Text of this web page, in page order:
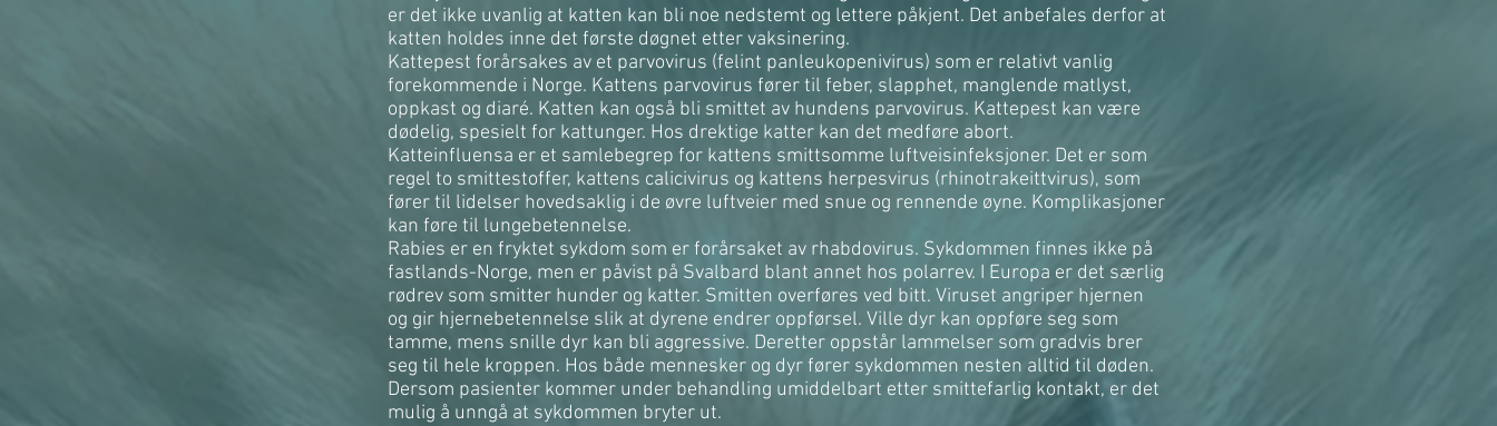
er det ikke uvanlig at katten kan bli noe nedstemt og lettere påkjent. Det anbefales derfor at
katten holdes inne det første døgnet etter vaksinering.
Kattepest forårsakes av et parvovirus (felint panleukopenivirus) som er relativt vanlig
forekommende i Norge. Kattens parvovirus fører til feber, slapphet, manglende matlyst,
oppkast og diaré. Katten kan også bli smittet av hundens parvovirus. Kattepest kan være
dødelig, spesielt for kattunger. Hos drektige katter kan det medføre abort.
Katteinfluensa er et samlebegrep for kattens smittsomme luftveisinfeksjoner. Det er som
regel to smittestoffer, kattens calicivirus og kattens herpesvirus (rhinotrakeittvirus), som
fører til lidelser hovedsaklig i de øvre luftveier med snue og rennende øyne. Komplikasjoner
kan føre til lungebetennelse.
Rabies er en fryktet sykdom som er forårsaket av rhabdovirus. Sykdommen finnes ikke på
fastlands-Norge, men er påvist på Svalbard blant annet hos polarrev. I Europa er det særlig
rødrev som smitter hunder og katter. Smitten overføres ved bitt. Viruset angriper hjernen
og gir hjernebetennelse slik at dyrene endrer oppførsel. Ville dyr kan oppføre seg som
tamme, mens snille dyr kan bli aggressive. Deretter oppstår lammelser som gradvis brer
seg til hele kroppen. Hos både mennesker og dyr fører sykdommen nesten alltid til døden.
Dersom pasienter kommer under behandling umiddelbart etter smittefarlig kontakt, er det
mulig å unngå at sykdommen bryter ut.